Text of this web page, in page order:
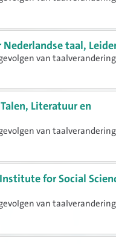
taal,
van
Literatuur en
van
for Social
van